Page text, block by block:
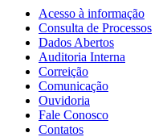
Acesso à informação
Consulta de Processos
Dados Abertos
Auditoria Interna
Correição
Comunicação
Ouvidoria
Fale Conosco
Contatos